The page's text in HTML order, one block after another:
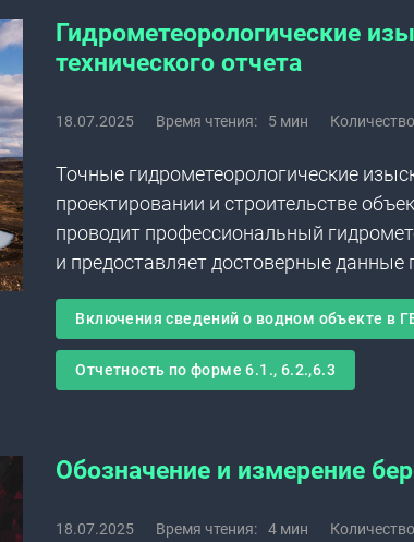
Гидрометеорологические
технического отчета
18.07.2025 Время чтения: 5 мин
Точные гидрометеорологические
проектировании и строительстве
проводит профессиональный
и предоставляет достоверные
Включения сведений о водном объекте в
Отчетность по форме 6.1., 6.2.,6.3
Обозначение и измерение
18.07.2025 Время чтения: 4 мин